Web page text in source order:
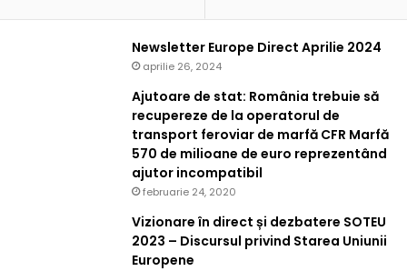
Newsletter Europe Direct Aprilie 2024
aprilie 26, 2024
Ajutoare de stat: România trebuie să
recupereze de la operatorul de
transport feroviar de marfă CFR Marfă
570 de milioane de euro reprezentând
ajutor incompatibil
februarie 24, 2020
Vizionare în direct și dezbatere SOTEU
2023 – Discursul privind Starea Uniunii
Europene